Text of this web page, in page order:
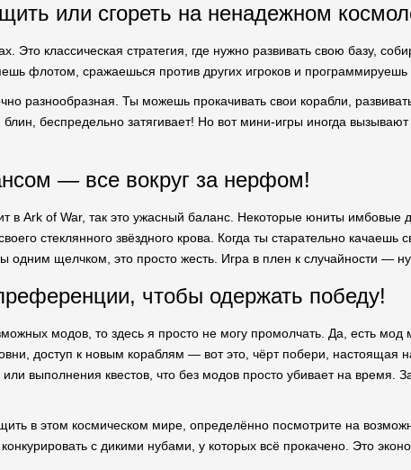
или сгореть на ненадежном
Это классическая стратегия, где нужно развивать свою базу,
флотом, сражаешься против других игроков и программируешь
разнообразная. Ты можешь прокачивать свои корабли,
беспредельно затягивает! Но вот мини-игры иногда
— все вокруг за нерфом!
в Ark of War, так это ужасный баланс. Некоторые юниты имбовые
стеклянного звёздного крова. Когда ты старательно качаешь
одним щелчком, это просто жесть. Игра в плен к случайности — ну
чтобы одержать победу!
модов, то здесь я просто не могу промолчать. Да, есть
доступ к новым кораблям — вот это, чёрт побери, настоящая
выполнения квестов, что без модов просто убивает на время.
в этом космическом мире, определённо посмотрите на
с дикими нубами, у которых всё прокачено. Это